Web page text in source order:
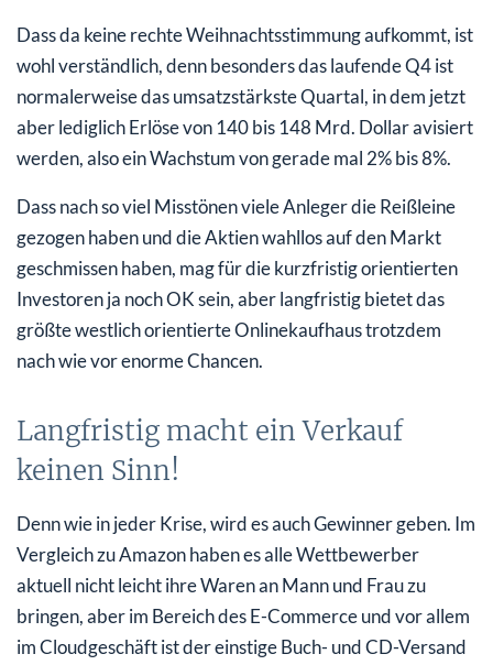
Dass da keine rechte Weihnachtsstimmung aufkommt, ist
wohl verständlich, denn besonders das laufende Q4 ist
normalerweise das umsatzstärkste Quartal, in dem jetzt
aber lediglich Erlöse von 140 bis 148 Mrd. Dollar avisiert
werden, also ein Wachstum von gerade mal 2% bis 8%.
Dass nach so viel Misstönen viele Anleger die Reißleine
gezogen haben und die Aktien wahllos auf den Markt
geschmissen haben, mag für die kurzfristig orientierten
Investoren ja noch OK sein, aber langfristig bietet das
größte westlich orientierte Onlinekaufhaus trotzdem
nach wie vor enorme Chancen.
Langfristig macht ein Verkauf
keinen Sinn!
Denn wie in jeder Krise, wird es auch Gewinner geben. Im
Vergleich zu Amazon haben es alle Wettbewerber
aktuell nicht leicht ihre Waren an Mann und Frau zu
bringen, aber im Bereich des E-Commerce und vor allem
im Cloudgeschäft ist der einstige Buch- und CD-Versand